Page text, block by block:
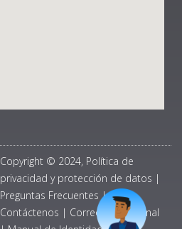
Copyright © 2024, Política de
privacidad y protección de datos |
Preguntas Frecuentes |
Contáctenos | Correo Institucional